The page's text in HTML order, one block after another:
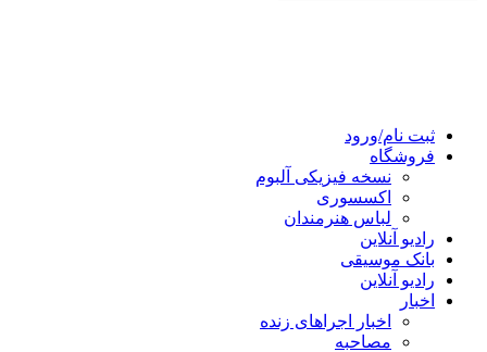
ثبت نام/ورود
فروشگاه
نسخه فیزیکی آلبوم
اکسسوری
لباس هنرمندان
رادیو آنلاین
بانک موسیقی
رادیو آنلاین
اخبار
اخبار اجراهای زنده
مصاحبه